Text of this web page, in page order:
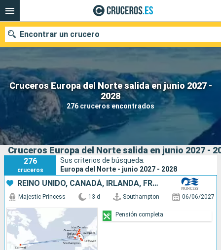
Cruceros Europa del Norte salida en junio 2027 -
2028
276 cruceros encontrados
Encontrar un crucero
Nuestros destinos
Fecha de salida
Puertos
Buscar
Cruceros Europa del Norte salida en junio 2027 -
276
cruceros
Sus criterios de búsqueda:
Europa del Norte - junio 2027 - 2028
REINO UNIDO, CANADÁ, IRLANDA, FRANCIA
Majestic Princess 13 d Southampton 06/06/2027
Pensión completa